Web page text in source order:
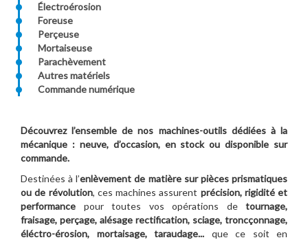
Électroérosion
Foreuse
Perçeuse
Mortaiseuse
Parachèvement
Autres matériels
Commande numérique
Découvrez l’ensemble de nos machines-outils dédiées à la
mécanique : neuve, d’occasion, en stock ou disponible sur
commande.
Destinées à l’enlèvement de matière sur pièces prismatiques
ou de révolution, ces machines assurent précision, rigidité et
performance pour toutes vos opérations de tournage,
fraisage, perçage, alésage rectification, sciage, troncçonnage,
éléctro-érosion, mortaisage, taraudage... que ce soit en